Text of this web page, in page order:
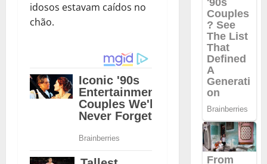
idosos estavam caídos no
chão.